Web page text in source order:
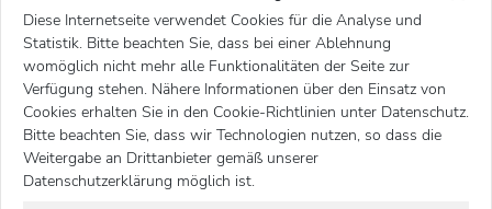
Diese Internetseite verwendet Cookies für die Analyse und
Statistik. Bitte beachten Sie, dass bei einer Ablehnung
womöglich nicht mehr alle Funktionalitäten der Seite zur
Verfügung stehen. Nähere Informationen über den Einsatz von
Cookies erhalten Sie in den Cookie-Richtlinien unter Datenschutz.
Bitte beachten Sie, dass wir Technologien nutzen, so dass die
Weitergabe an Drittanbieter gemäß unserer
Datenschutzerklärung möglich ist.
EAN:978-3-4401-6795-3
Preis:18,00 €
Voriger Beitrag
Nächster Beitrag
zur Übersicht